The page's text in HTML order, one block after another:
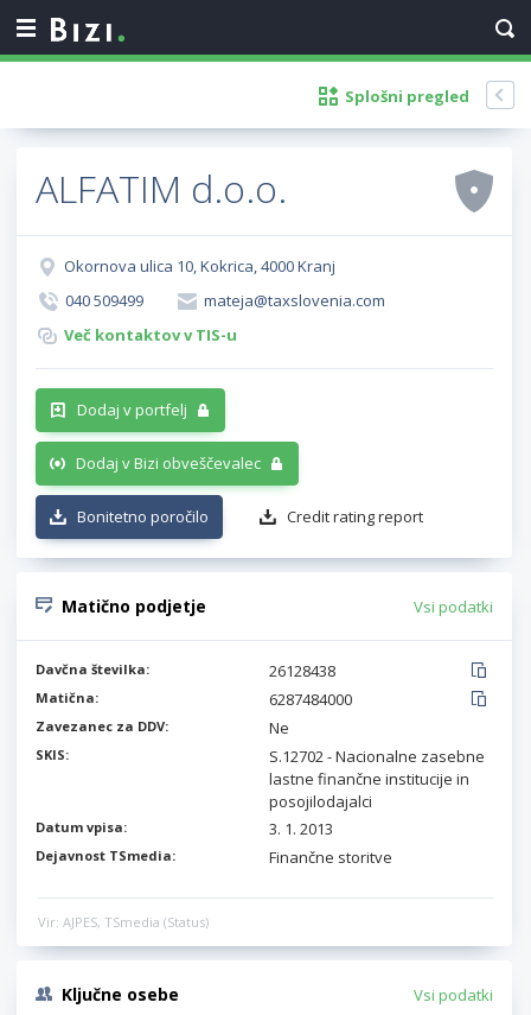
Splošni pregled
ALFATIM d.o.o.
Okornova ulica 10, Kokrica, 4000 Kranj
040 509499
mateja@taxslovenia.com
Več kontaktov v TIS-u
Dodaj v portfelj
Dodaj v Bizi obveščevalec
Bonitetno poročilo Credit rating report
Matično podjetje Vsi podatki
Davčna številka: 26128438
Matična: 6287484000
Zavezanec za DDV: Ne
SKIS:
S.12702 - Nacionalne zasebne
lastne finančne institucije in
posojilodajalci
Datum vpisa: 3. 1. 2013
Dejavnost TSmedia: Finančne storitve
Vir: AJPES, TSmedia (Status)
Ključne osebe Vsi podatki